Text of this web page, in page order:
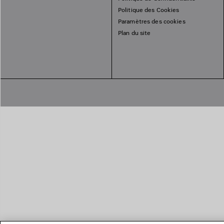
Politique des Cookies
Paramètres des cookies
Plan du site